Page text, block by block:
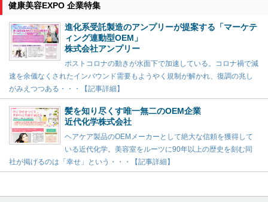
健康美容EXPO 企業特集
進化系受託製造のアンプリーが提案する「マーケテ
ィング連動型OEM」
株式会社アンプリー
ポストコロナの動きが水面下で加速している。コロナ禍で減
速を余儀なくされたインバウンド需要もようやく規制が解かれ、復調の兆し
がみえつつある・・・【記事詳細】
髪を知り尽くす唯一無二のOEM企業
近代化学株式会社
ヘアケア製品のOEMメーカーとして絶大な信頼を獲得して
いる近代化学。美容室をルーツに90年以上の歴史を刻む同
社が掲げるのは「幸せ」という・・・【記事詳細】